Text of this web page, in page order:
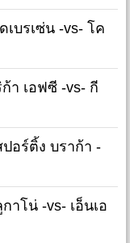
เบรเซ่น -vs- โค
า เอฟซี -vs- กี
อร์ติ้ง บราก้า -
าโน่ -vs- เอ็นเอ